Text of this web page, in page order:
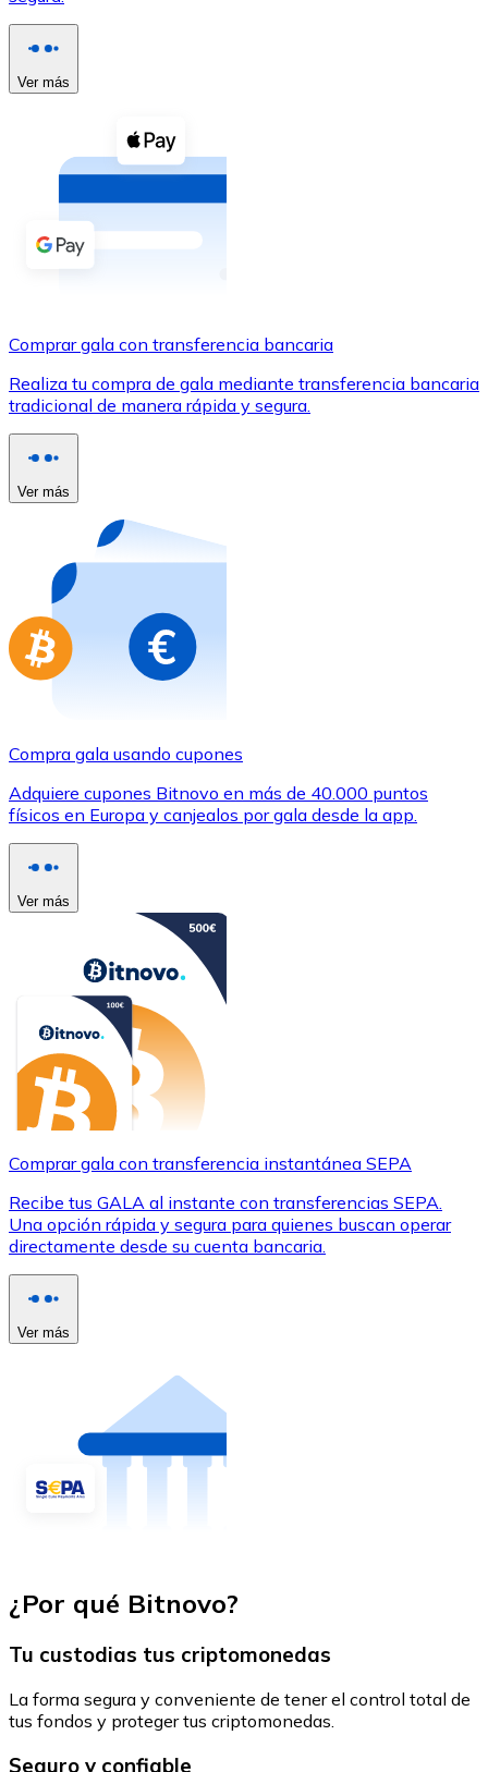
Ver todo
Compra criptomonedas con efectivo en tu tienda más
Comprar con efectivo
Transferencia SEPA
Utiliza tarjetas Visa y Mastercard para comprar
Comprar con tarjeta
Compra tarjetas regalo de tus marcas favoritas con
Ir a la tienda de tarjetas regalo
Ver más
Comprar gala con transferencia bancaria
Realiza tu compra de gala mediante transferencia bancaria
tradicional de manera rápida y segura.
Ver más
Compra gala usando cupones
Adquiere cupones Bitnovo en más de 40.000 puntos
físicos en Europa y canjealos por gala desde la app.
Ver más
Comprar gala con transferencia instantánea SEPA
Recibe tus GALA al instante con transferencias SEPA.
Una opción rápida y segura para quienes buscan operar
directamente desde su cuenta bancaria.
Ver más
¿Por qué Bitnovo?
Tu custodias tus criptomonedas
La forma segura y conveniente de tener el control total de
tus fondos y proteger tus criptomonedas.
Seguro y confiable